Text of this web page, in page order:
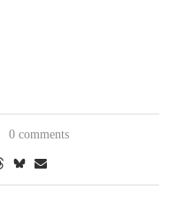
0 comments